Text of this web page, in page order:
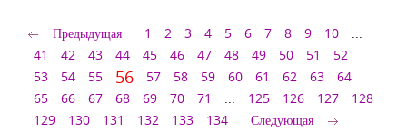
Предыдущая 1 2 3 4 5 6 7 8 9 10
...
41
42 43 44 45 46 47 48 49 50 51
52
53
54 55 56 57 58 59 60 61 62 63
64
65
66 67 68 69 70 71 ... 125 126 127
128
129
130 131 132 133 134 Следующая